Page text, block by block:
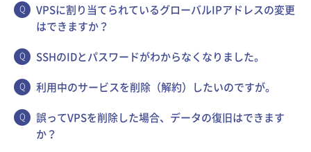
VPSに割り当てられているグローバルIPアドレスの変更
はできますか？
SSHのIDとパスワードがわからなくなりました。
利用中のサービスを削除（解約）したいのですが。
誤ってVPSを削除した場合、データの復旧はできます
か？